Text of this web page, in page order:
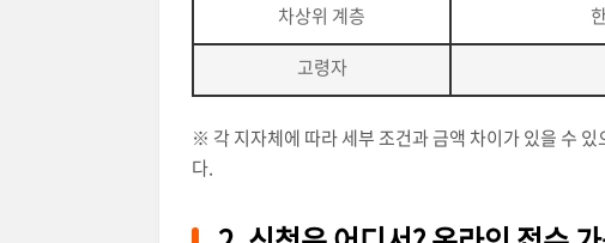
차상위 계층
고령자
※ 각 지자체에 따라 세부 조건과 금액 차이가 있을 수
다.